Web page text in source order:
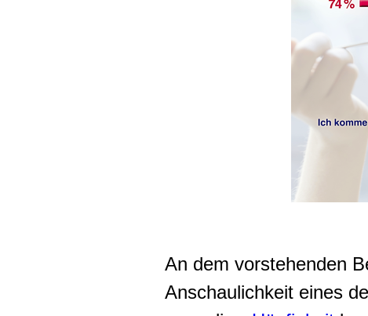
An dem vorstehenden
Anschaulichkeit eines